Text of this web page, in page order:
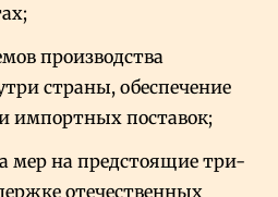
производства
страны, обеспечение
импортных поставок;
мер на предстоящие три-
отечественных